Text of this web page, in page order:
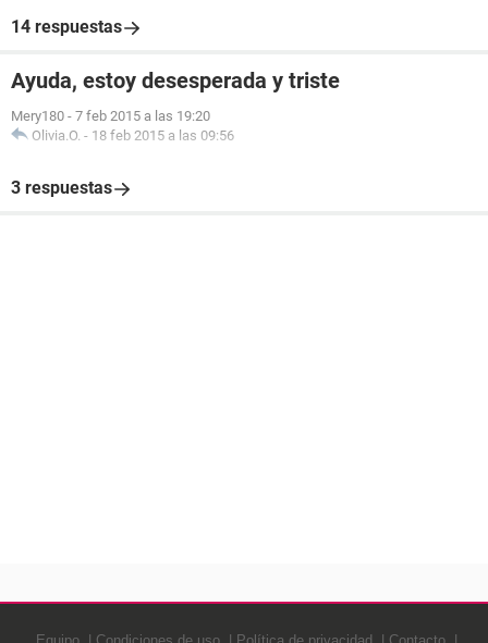
14 respuestas
Ayuda, estoy desesperada y triste
Mery180 - 7 feb 2015 a las 19:20
Olivia.O. - 18 feb 2015 a las 09:56
3 respuestas